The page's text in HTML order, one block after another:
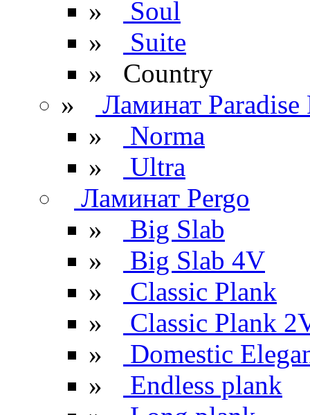
»
Soul
»
Suite
» Сountry
»
Ламинат Paradise
»
Norma
»
Ultra
Ламинат Pergo
»
Big Slab
»
Big Slab 4V
»
Classic Plank
»
Classic Plank
»
Domestic
»
Endless plank